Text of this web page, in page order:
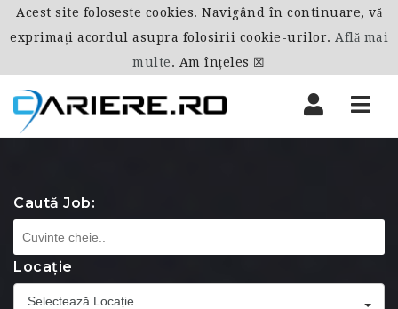
Caută Job:
Locație
Selectează Locație
Acest site foloseste cookies. Navigând în continuare, vă
exprimați acordul asupra folosirii cookie-urilor. Află mai
multe. Am înțeles ☒